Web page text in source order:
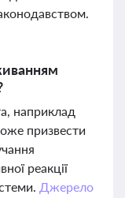
наприклад
призвести
реакції
Джерело